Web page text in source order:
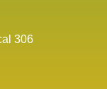
306